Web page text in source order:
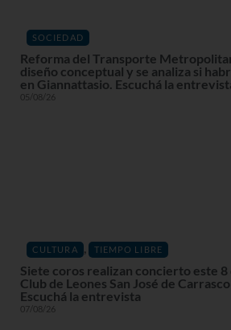
SOCIEDAD
Reforma del Transporte
diseño conceptual y se analiza si
en Giannattasio. Escuchá la
05/08/26
CULTURA , TIEMPO LIBRE
Siete coros realizan concierto este 8
Club de Leones San José de
Escuchá la entrevista
07/08/26